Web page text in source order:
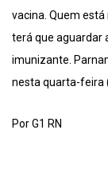
vacina. Quem
terá que aguardar
imunizante.
nesta quarta-feira
Por G1 RN